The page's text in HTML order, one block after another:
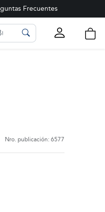
Frecuentes
Nro. publicación: 6577